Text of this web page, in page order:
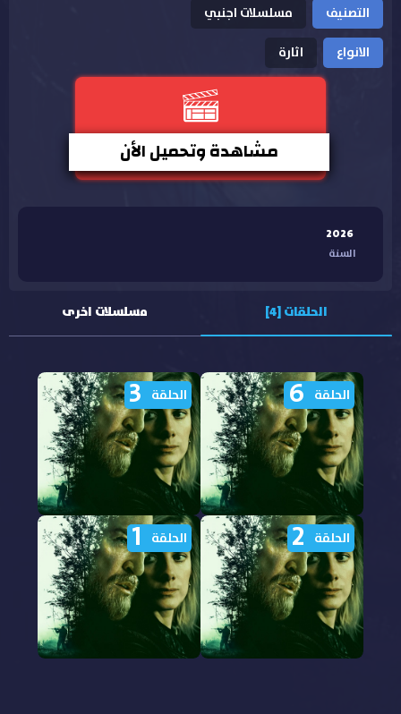
التصنيف
مسلسلات اجنبي
الانواع
اثارة
مشاهدة وتحميل الأن
2026
السنة
الحلقات [4] مسلسلات اخرى
مشاهدة مسلسل The
Hunt 2026 الحلقة 6
مترجمة
الحلقة 6
مشاهدة مسلسل The
Hunt 2026 الحلقة 3
مترجمة
الحلقة 3
الحلقة 2 الحلقة 1